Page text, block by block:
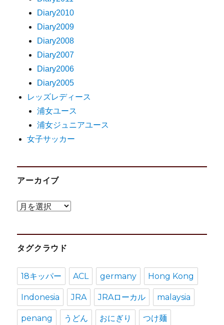
Diary2010
Diary2009
Diary2008
Diary2007
Diary2006
Diary2005
レッズレディース
浦女ユース
浦女ジュニアユース
女子サッカー
アーカイブ
ア
カ
イ
タグクラウド
18キッパー ACL germany Hong Kong
Indonesia JRA JRAローカル malaysia
penang うどん おにぎり つけ麺